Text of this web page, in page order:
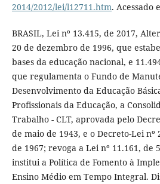
2014/2012/lei/l12711.htm. Acessado
BRASIL, Lei nº 13.415, de 2017,
20 de dezembro de 1996, que
bases da educação nacional, e
que regulamenta o Fundo de
Desenvolvimento da Educação
Profissionais da Educação, a
Trabalho - CLT, aprovada pelo
de maio de 1943, e o Decreto-Lei
de 1967; revoga a Lei nº 11.161, de
institui a Política de Fomento à
Ensino Médio em Tempo Integral.